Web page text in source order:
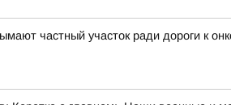
частный участок ради дороги к